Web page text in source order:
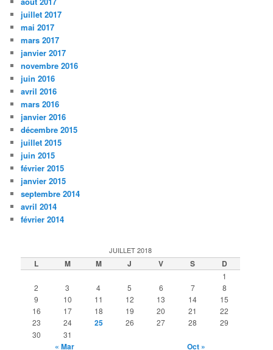
juillet 2017
mai 2017
mars 2017
janvier 2017
novembre 2016
juin 2016
avril 2016
mars 2016
janvier 2016
décembre 2015
juillet 2015
juin 2015
février 2015
janvier 2015
septembre 2014
avril 2014
février 2014
JUILLET 2018
L M M J V S D
1
2
3 4 5 6 7
8
9
10 11 12 13 14
15
16
17 18 19 20 21
22
23
24 25 26 27 28
29
30
31
« Mar Oct »